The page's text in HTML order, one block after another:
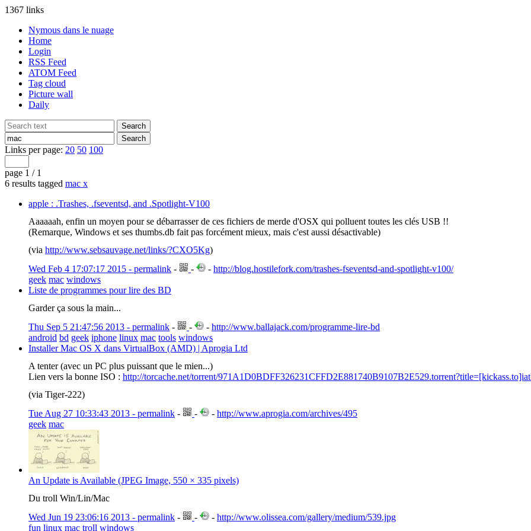
1367 links
Nymous dans le nuage
Home
Login
RSS Feed
ATOM Feed
Tag cloud
Picture wall
Daily
Links per page: 20 50 100
page 1 / 1
6 results tagged mac x
apple : .Trashes, .fseventsd, and .Spotlight-V100
Aaaaaah, enfin un moyen pour se débarrasser de ces fichiers de merde d'OSX qui polluent toutes les clés USB !!
(Remarque, Windows et ses thumbs.db fait pas forcément mieux, mais c'est aussi désactivable)
(via http://www.sebsauvage.net/links/?CXO5Kg)
Wed Feb 4 17:07:17 2015 - permalink - - - http://blog.hostilefork.com/trashes-fseventsd-and-spotlight-v100/
geek mac windows
Liste de programmes pour lire des BD
Garder ça sous la main...
Thu Sep 5 21:47:56 2013 - permalink - - - http://www.ballajack.com/programme-lire-bd
android bd geek iphone linux mac tools windows
Installer Mac OS X dans VirtualBox (AMD) | Aprogia Ltd
A tenter (avec un PC plus puissant que le mien...)
Lien vers la bonne ISO : http://torcache.net/torrent/
(via Tiger-222)
Tue Aug 27 10:33:43 2013 - permalink - - - http://www.aprogia.com/archives/495
geek mac
An Update is Available (JPEG Image, 550 × 335 pixels)
Du troll Win/Lin/Mac
Wed Jun 19 23:06:16 2013 - permalink - - - http://www.olissea.com/gallery/medium/539.jpg
fun linux mac troll windows